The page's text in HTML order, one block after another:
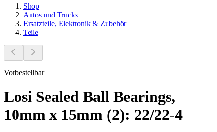
Shop
Autos und Trucks
Ersatzteile, Elektronik & Zubehör
Teile
Vorbestellbar
Losi Sealed Ball Bearings,
10mm x 15mm (2): 22/22-4